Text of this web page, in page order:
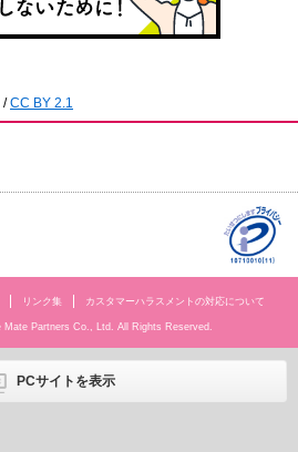
/CC BY 2.1
リンク集 カスタマーハラスメントの対応について
Partners Co., Ltd. All Rights Reserved.
PCサイトを表示